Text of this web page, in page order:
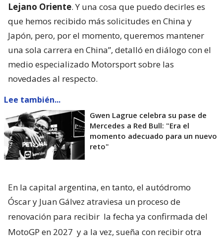
Lejano Oriente. Y una cosa que puedo decirles es
que hemos recibido más solicitudes en China y
Japón, pero, por el momento, queremos mantener
una sola carrera en China”, detalló en diálogo con el
medio especializado Motorsport sobre las
novedades al respecto.
Lee también...
Gwen Lagrue celebra su pase de
Mercedes a Red Bull: "Era el
momento adecuado para un nuevo
reto"
En la capital argentina, en tanto, el autódromo
Óscar y Juan Gálvez atraviesa un proceso de
renovación para recibir la fecha ya confirmada del
MotoGP en 2027 y a la vez, sueña con recibir otra